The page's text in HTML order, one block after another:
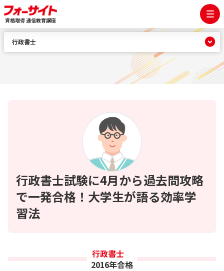
資格取得 通信教育講座
行政書士試験に4月から過去問攻略
で一発合格！大学生が語る効率学
習法
行政書士
2016年合格
行政書士